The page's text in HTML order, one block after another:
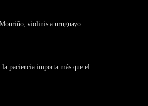
violinista uruguayo
paciencia importa más que el